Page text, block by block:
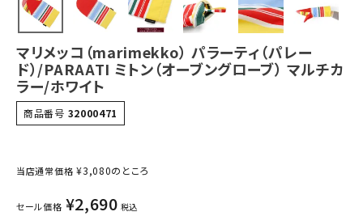
マリメッコ（marimekko） パラーティ（パレー
ド）/PARAATI ミトン（オーブングローブ） マルチカ
ラー/ホワイト
商品番号 32000471
当店通常価格 ¥3,080のところ
セール価格 ¥2,690 税込